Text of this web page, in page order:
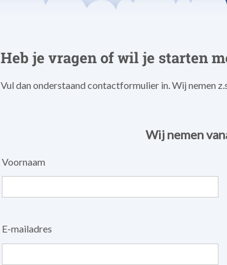
Heb je vragen of wil je starten
Vul dan onderstaand contactformulier in. Wij nemen
Wij nemen
Voornaam
E-mailadres